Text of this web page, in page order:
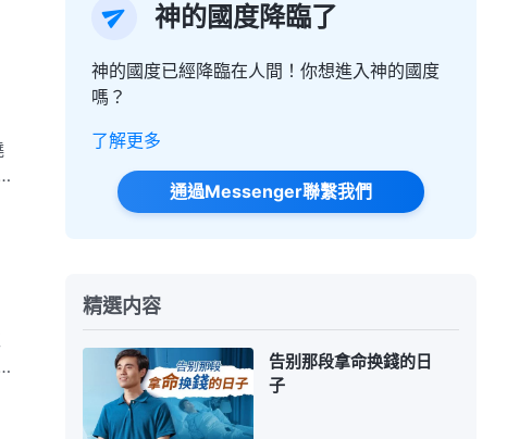
神的國度降臨了
神的國度已經降臨在人間！你想進入神的國度
嗎？
了解更多
通過Messenger聯繫我們
精選内容
告别那段拿命换錢的日
子